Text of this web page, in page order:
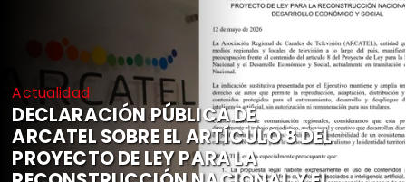
Actualidad
DECLARACIÓN PÚBLICA DE
ARCATEL SOBRE EL ARTÍCULO 8 DEL
PROYECTO DE LEY PARA LA